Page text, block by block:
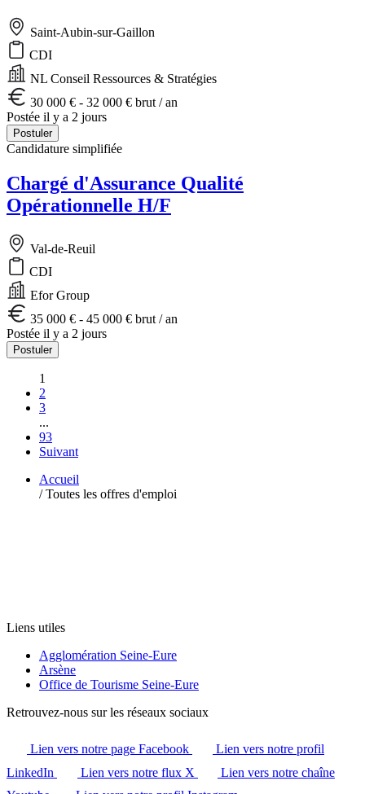
Saint-Aubin-sur-Gaillon
CDI
NL Conseil Ressources & Stratégies
30 000 € - 32 000 € brut / an
Postée il y a 2 jours
Postuler
Candidature simplifiée
Chargé d'Assurance Qualité
Opérationnelle H/F
Val-de-Reuil
CDI
Efor Group
35 000 € - 45 000 € brut / an
Postée il y a 2 jours
Postuler
1
2
3
...
93
Suivant
Accueil
/ Toutes les offres d'emploi
Liens utiles
Agglomération Seine-Eure
Arsène
Office de Tourisme Seine-Eure
Retrouvez-nous sur les réseaux sociaux
Lien vers notre page Facebook
Lien vers notre profil
LinkedIn
Lien vers notre flux X
Lien vers notre chaîne